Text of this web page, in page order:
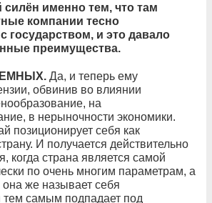
именно тем, что там
компании тесно
и это давало
преимущества.
Да, и теперь ему
обвинив во влиянии
на
в нерыночности экономики.
позиционирует себя как
И получается действительно
когда страна является самой
по очень многим параметрам, а
она же называет себя
самым подпадает под